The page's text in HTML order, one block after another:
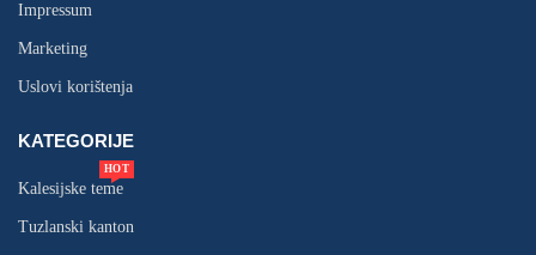
Impressum
Marketing
Uslovi korištenja
KATEGORIJE
Kalesijske teme
HOT
Tuzlanski kanton